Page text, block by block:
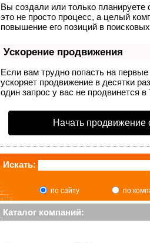
Вы создали или только планируете
это не просто процесс, а целый
повышение его позиций в
Ускорение продвижения
Если вам трудно попасть на
ускоряет продвижение в десятки
один запрос у вас не продвинется
Начать продвижение
Искать:
по сайту по
Каталог компаний: